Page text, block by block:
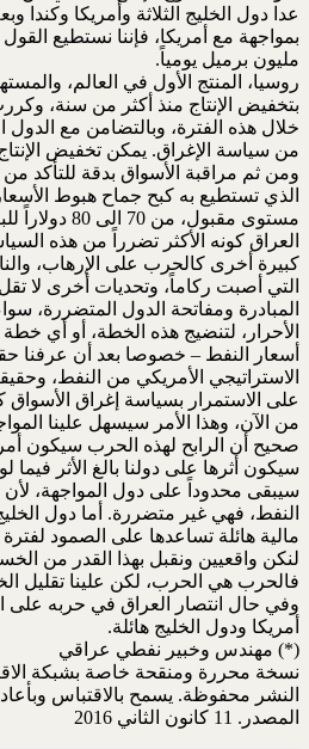
عدا دول الخليج الثلاثة وأمريكا وكندا
مليون برميل يومياً.
روسيا، المنتج الأول في العالم،
بتخفيض الإنتاج منذ أكثر من سنة،
خلال هذه الفترة، وبالتضامن مع
ومن ثم مراقبة الأسواق بدقة للتأكد
الذي تستطيع به كبح جماح هبوط
مستوى مقبول، من 70 الى 80 دولاراً للبرميل.
العراق كونه الأكثر تضرراً من هذه
كبيرة أخرى كالحرب على الإرهاب،
التي أصبت ركاماً، وتحديات أخرى لا
المبادرة ومفاتحة الدول المتضررة،
الأحرار، لتنضيج هذه الخطة، أو أي
أسعار النفط – خصوصا بعد أن عرفنا
الاستراتيجي الأمريكي من النفط،
من الآن، وهذا الأمر سيسهل علينا
صحيح أن الرابح لهذه الحرب سيكون
سيكون أثرها على دولنا بالغ الأثر
سيبقى محدوداً على دول المواجهة، لأن
النفط، فهي غير متضررة. أما دول
مالية هائلة تساعدها على الصمود
لنكن واقعيين ونقبل بهذا القدر من
فالحرب هي الحرب، لكن علينا تقليل
وفي حال انتصار العراق في حربه على
أمريكا ودول الخليج هائلة.
(*) مهندس وخبير نفطي عراقي
نسخة محررة ومنقحة خاصة بشبكة
النشر محفوظة. يسمح بالاقتباس
المصدر. 11 كانون الثاني 2016